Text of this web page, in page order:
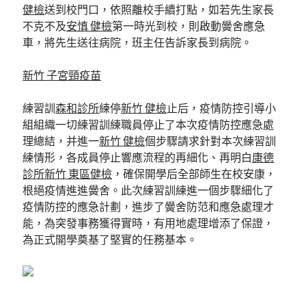
健檢送到校門口，依照離校手續打點，如若先生家長
不克不及安慎 健檢第一時光到校，則啟動黌舍應急
車，將先生送往病院，班主任告訴家長到病院。
新竹 子宮頸疫苗
練習訓森和診所練停新竹 健檢止后，疫情防控引導小
組組織一切練習訓練職員停止了本次疫情防控應急處
理總結，并進一新竹 健檢個步驟請求針對本次練習訓
練情形，各成員停止響應流程的再細化、再明白康德
診所新竹 東區健檢 ，確保開學后全部師生在校安康，
根絕疫情進進黌舍。此次練習訓練進一個步驟細化了
疫情防控的應急計劃，進步了黌舍防范和應急處理才
能，為突發事務獲得實時，有用地處理增添了保證，
為正式開學奠基了堅實的任務基本。